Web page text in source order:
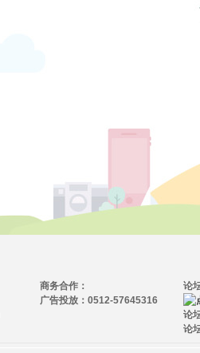
论
论
论
商务合作：
广告投放：0512-57645316